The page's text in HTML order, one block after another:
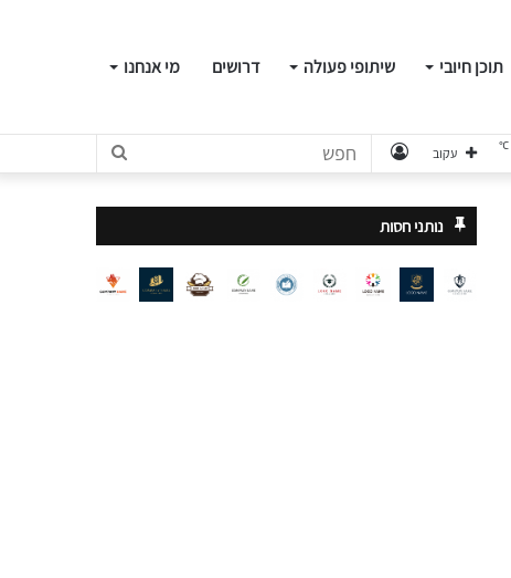
תוכן חיובי שיתופי פעולה דרושים מי אנחנו
חפש התחבר עקוב ℃
נותני חסות